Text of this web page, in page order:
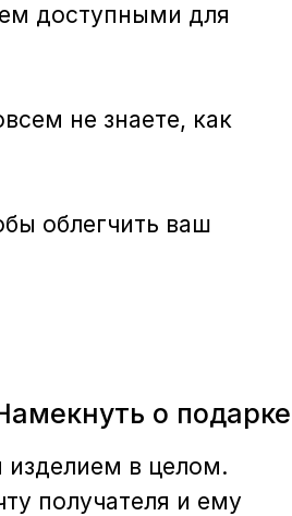
доступными для
не знаете, как
облегчить ваш
о
изделием в целом.
получателя и ему